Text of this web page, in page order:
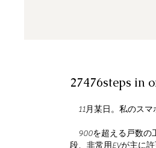
27476steps in
11月某日。私のスマ
900を超える戸数の
段、非常用EVが主に